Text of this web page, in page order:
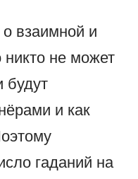
взаимной и
не может
будут
и как
гаданий на